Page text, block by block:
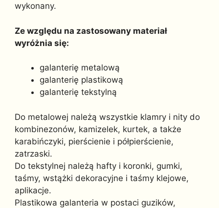
wykonany.
Ze względu na zastosowany materiał
wyróżnia się:
galanterię metalową
galanterię plastikową
galanterię tekstylną
Do metalowej należą wszystkie klamry i nity do
kombinezonów, kamizelek, kurtek, a także
karabińczyki, pierścienie i półpierścienie,
zatrzaski.
Do tekstylnej należą hafty i koronki, gumki,
taśmy, wstążki dekoracyjne i taśmy klejowe,
aplikacje.
Plastikowa galanteria w postaci guzików,